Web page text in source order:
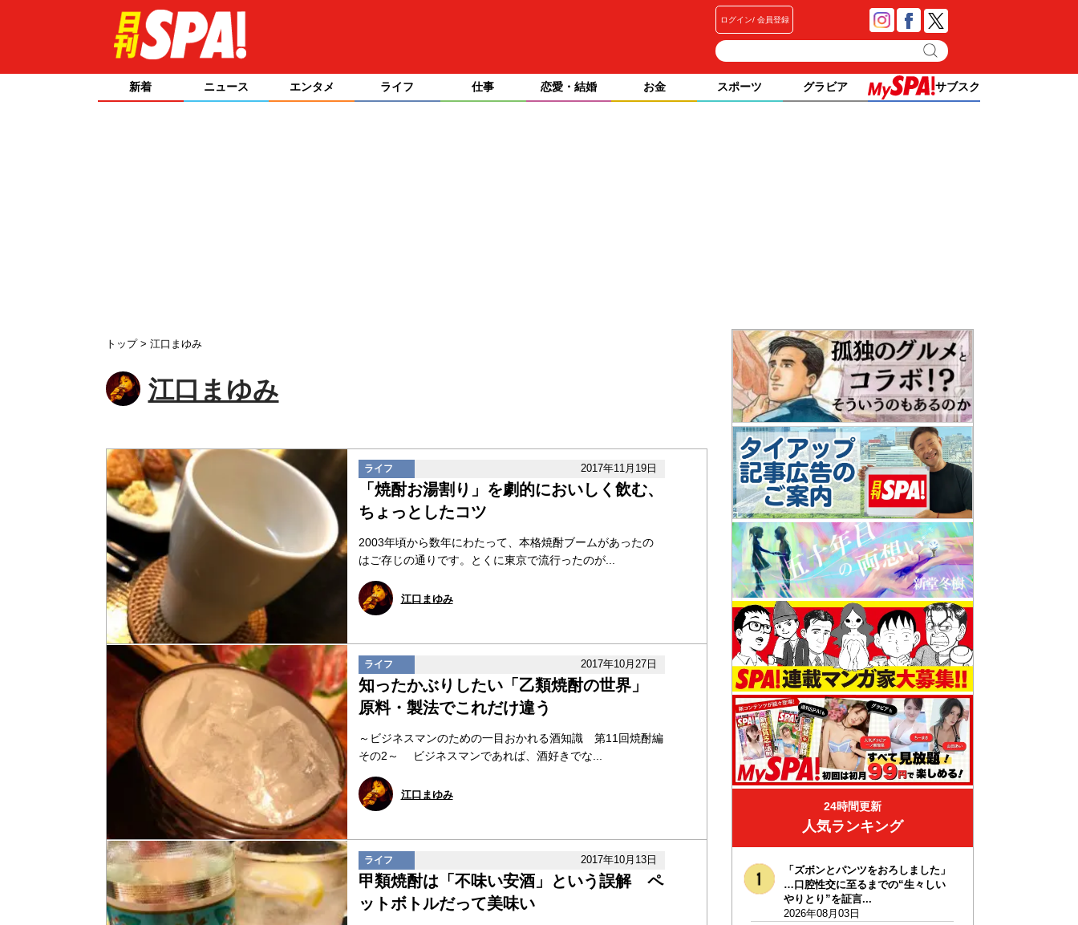
ログイン 会員登録
新着 ニュース エンタメ ライフ 仕事 恋愛・結婚 お金 スポーツ グラビア サブスク
トップ 江口まゆみ
江口まゆみ
ライフ 2017年11月19日
「焼酎お湯割り」を劇的においしく飲む、
ちょっとしたコツ
2003年頃から数年にわたって、本格焼酎ブームがあったの
はご存じの通りです。とくに東京で流行ったのが...
江口まゆみ
ライフ 2017年10月27日
知ったかぶりしたい「乙類焼酎の世界」
原料・製法でこれだけ違う
～ビジネスマンのための一目おかれる酒知識 第11回焼酎編
その2～ ビジネスマンであれば、酒好きでな...
江口まゆみ
ライフ 2017年10月13日
甲類焼酎は「不味い安酒」という誤解 ペ
ットボトルだって美味い
24時間更新
人気ランキング
「ズボンとパンツをおろしました」
…口腔性交に至るまでの“生々しい
やりとり”を証言...
2026年08月03日